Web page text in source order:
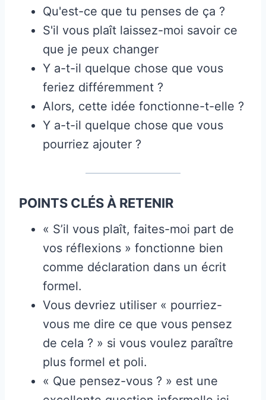
Qu'est-ce que tu penses de ça ?
S'il vous plaît laissez-moi savoir ce
que je peux changer
Y a-t-il quelque chose que vous
feriez différemment ?
Alors, cette idée fonctionne-t-elle ?
Y a-t-il quelque chose que vous
pourriez ajouter ?
POINTS CLÉS À RETENIR
« S’il vous plaît, faites-moi part de
vos réflexions » fonctionne bien
comme déclaration dans un écrit
formel.
Vous devriez utiliser « pourriez-
vous me dire ce que vous pensez
de cela ? » si vous voulez paraître
plus formel et poli.
« Que pensez-vous ? » est une